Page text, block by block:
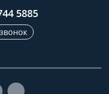
5885